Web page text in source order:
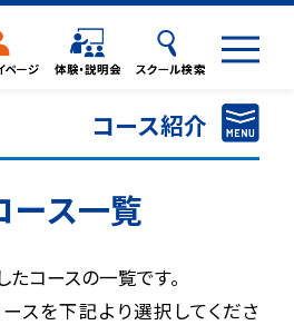
コース紹介
覧
覧
ース一覧
コースの一覧です。
スを下記より選択してくださ